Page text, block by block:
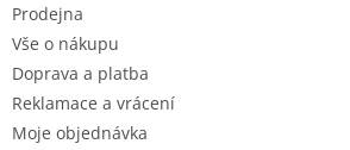
Prodejna
Vše o nákupu
Doprava a platba
Reklamace a vrácení
Moje objednávka